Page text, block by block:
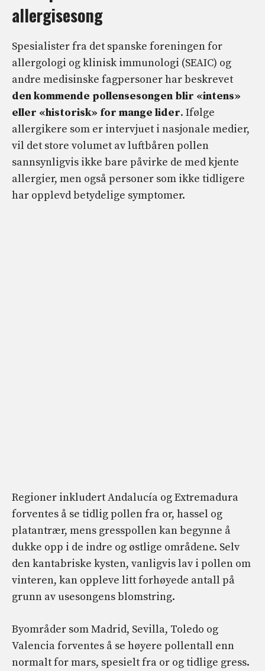
allergisesong
Spesialister fra det spanske foreningen for
allergologi og klinisk immunologi (SEAIC) og
andre medisinske fagpersoner har beskrevet
den kommende pollensesongen blir «intens»
eller «historisk» for mange lider. Ifølge
allergikere som er intervjuet i nasjonale medier,
vil det store volumet av luftbåren pollen
sannsynligvis ikke bare påvirke de med kjente
allergier, men også personer som ikke tidligere
har opplevd betydelige symptomer.
Regioner inkludert Andalucía og Extremadura
forventes å se tidlig pollen fra or, hassel og
platantrær, mens gresspollen kan begynne å
dukke opp i de indre og østlige områdene. Selv
den kantabriske kysten, vanligvis lav i pollen om
vinteren, kan oppleve litt forhøyede antall på
grunn av usesongens blomstring.
Byområder som Madrid, Sevilla, Toledo og
Valencia forventes å se høyere pollentall enn
normalt for mars, spesielt fra or og tidlige gress.